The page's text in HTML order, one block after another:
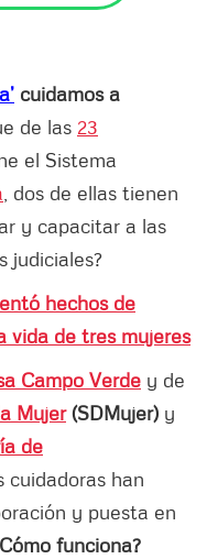
cuidamos a
de las 23
el Sistema
, dos de ellas tienen
y capacitar a las
judiciales?
hechos de
vida de tres mujeres
Campo Verde y de
Mujer(SDMujer) y
de
cuidadoras han
y puesta en
funciona?